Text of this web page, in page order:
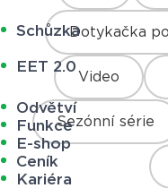
Schůzka
EET 2.0
Odvětví
Funkce
E-shop
Ceník
Kariéra
Dotykačka
Video
Sezónní série